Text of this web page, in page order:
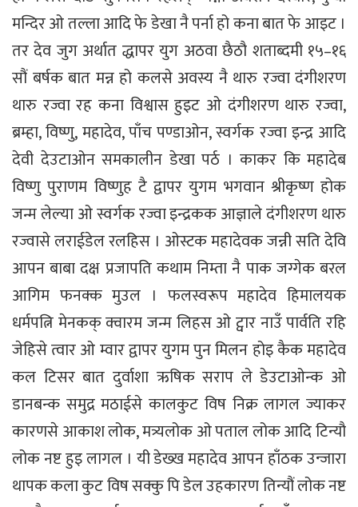
मन्दिर ओ तल्ला आदि फे डेखा नै पर्ना हो कना बात फे आइट ।
तर देव जुग अर्थात द्धापर युग अठवा छैठौ शताब्दमी १५–१६
सौं बर्षक बात मन्न हो कलसे अवस्य नै थारु रज्वा दंगीशरण
थारु रज्वा रह कना विश्वास हुइट ओ दंगीशरण थारु रज्वा,
ब्रम्हा, विष्णु, महादेव, पाँच पण्डाओन, स्वर्गक रज्वा इन्द्र आदि
देवी देउटाओन समकालीन डेखा पर्ठ । काकर कि महादेब
विष्णु पुराणम विष्णुह टै द्वापर युगम भगवान श्रीकृष्ण होक
जन्म लेल्या ओ स्वर्गक रज्वा इन्द्रकक आज्ञाले दंगीशरण थारु
रज्वासे लराईडेल रलहिस । ओस्टक महादेवक जन्नी सति देवि
आपन बाबा दक्ष प्रजापति कथाम निम्ता नै पाक जग्गेक बरल
आगिम फनक्क मुउल । फलस्वरूप महादेव हिमालयक
धर्मपत्नि मेनकक् क्वारम जन्म लिहस ओ ट्वार नाउँ पार्वति रहि
जेहिसे त्वार ओ म्वार द्वापर युगम पुन मिलन होइ कैक महादेव
कल टिसर बात दुर्वाशा ऋषिक सराप ले डेउटाओन्क ओ
डानबन्क समुद्र मठाईसे कालकुट विष निक्र लागल ज्याकर
कारणसे आकाश लोक, मत्र्यलोक ओ पताल लोक आदि टिन्यौ
लोक नष्ट हुइ लागल । यी डेख्ख महादेव आपन हाँठक उन्जारा
थापक कला कुट विष सक्कु पि डेल उहकारण तिन्यौं लोक नष्ट